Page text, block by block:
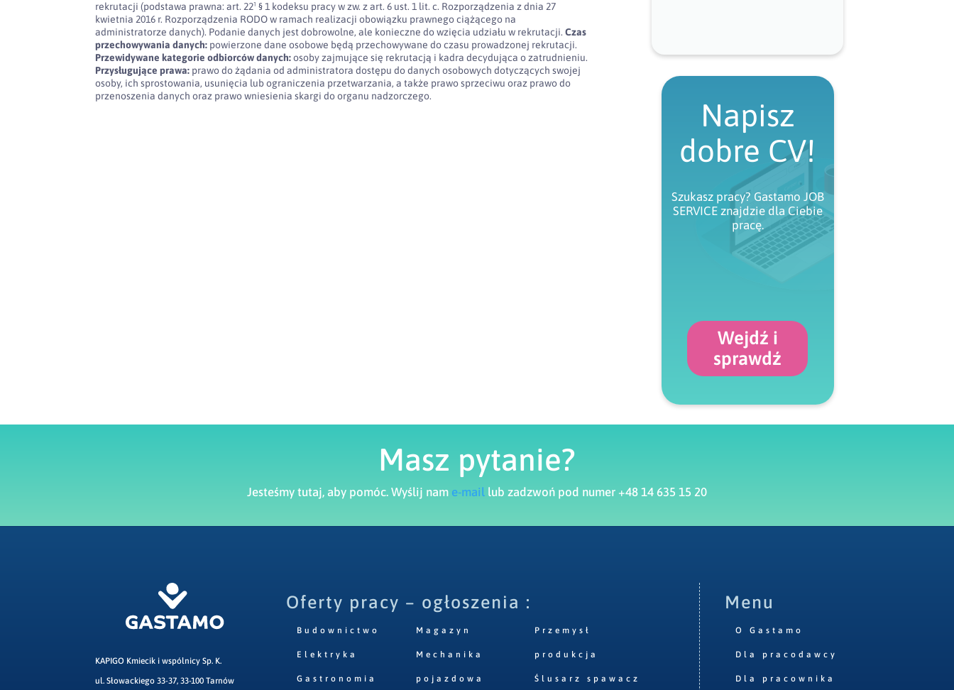
rekrutacji (podstawa prawna: art. 22¹ § 1 kodeksu pracy w zw. z art. 6 ust. 1 lit. c. Rozporządzenia z dnia 27
kwietnia 2016 r. Rozporządzenia RODO w ramach realizacji obowiązku prawnego ciążącego na
administratorze danych). Podanie danych jest dobrowolne, ale konieczne do wzięcia udziału w rekrutacji.Czas
przechowywania danych: powierzone dane osobowe będą przechowywane do czasu prowadzonej rekrutacji.
Przewidywane kategorie odbiorców danych:osoby zajmujące się rekrutacją i kadra decydująca o zatrudnieniu.
Przysługujące prawa: prawo do żądania od administratora dostępu do danych osobowych dotyczących swojej
osoby, ich sprostowania, usunięcia lub ograniczenia przetwarzania, a także prawo sprzeciwu oraz prawo do
przenoszenia danych oraz prawo wniesienia skargi do organu nadzorczego.
Napisz
dobre CV!
Szukasz pracy? Gastamo JOB
SERVICE znajdzie dla Ciebie
pracę.
Wejdź i
sprawdź
Masz pytanie?
Jesteśmy tutaj, aby pomóc. Wyślij nam e-mail lub zadzwoń pod numer +48 14 635 15 20
KAPIGO Kmiecik i wspólnicy Sp. K.
ul. Słowackiego 33-37, 33-100 Tarnów
Oferty pracy – ogłoszenia :
Budownictwo
Elektryka
Gastronomia
Magazyn
Mechanika
pojazdowa
Przemysł
produkcja
Ślusarz spawacz
Menu
O Gastamo
Dla pracodawcy
Dla pracownika